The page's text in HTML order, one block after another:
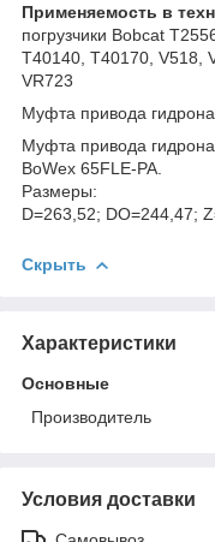
Применяемость в
погрузчики Bobcat
T40140, T40170, V518,
VR723
Муфта привода
Муфта привода
BoWex 65FLE-PA.
Размеры:
D=263,52; DO=244,47;
Скрыть
Характеристики
Основные
Производитель
Условия доставки